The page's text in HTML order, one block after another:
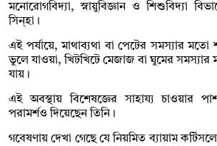
মনোরোগবিদ্যা, স্নায়ুবিজ্ঞান ও শিশুবিদ্যা
সিন্হা।
এই পর্যায়ে, মাথাব্যথা বা পেটের সমস্যার মতো
ভুলে যাওয়া, খিটখিটে মেজাজ বা ঘুমের সমস্যার
যায়।
এই অবস্থায় বিশেষজ্ঞের সাহায্য চাওয়ার
পরামর্শও দিয়েছেন তিনি।
গবেষণায় দেখা গেছে যে নিয়মিত ব্যায়াম